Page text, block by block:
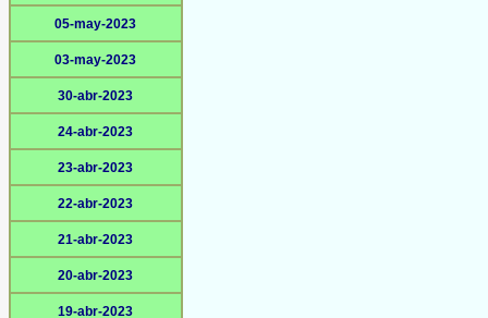
05-may-2023
03-may-2023
30-abr-2023
24-abr-2023
23-abr-2023
22-abr-2023
21-abr-2023
20-abr-2023
19-abr-2023